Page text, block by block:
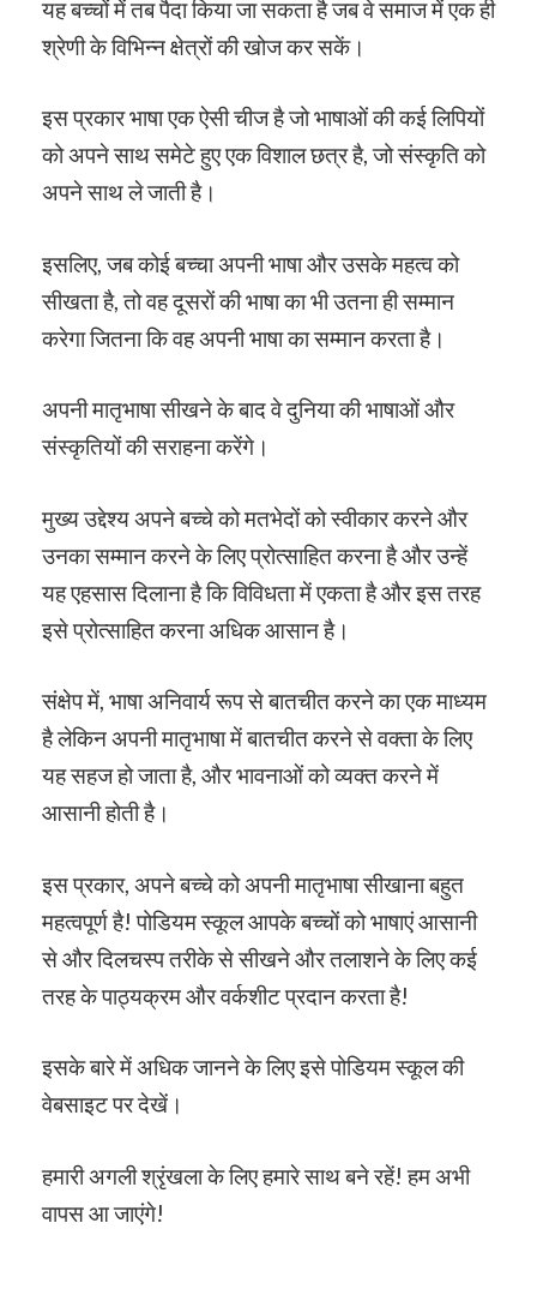
यह बच्चों में तब पैदा किया जा सकता है जब वे समाज में एक ही
श्रेणी के विभिन्न क्षेत्रों की खोज कर सकें।
इस प्रकार भाषा एक ऐसी चीज है जो भाषाओं की कई लिपियों
को अपने साथ समेटे हुए एक विशाल छत्र है, जो संस्कृति को
अपने साथ ले जाती है।
इसलिए, जब कोई बच्चा अपनी भाषा और उसके महत्व को
सीखता है, तो वह दूसरों की भाषा का भी उतना ही सम्मान
करेगा जितना कि वह अपनी भाषा का सम्मान करता है।
अपनी मातृभाषा सीखने के बाद वे दुनिया की भाषाओं और
संस्कृतियों की सराहना करेंगे।
मुख्य उद्देश्य अपने बच्चे को मतभेदों को स्वीकार करने और
उनका सम्मान करने के लिए प्रोत्साहित करना है और उन्हें
यह एहसास दिलाना है कि विविधता में एकता है और इस तरह
इसे प्रोत्साहित करना अधिक आसान है।
संक्षेप में, भाषा अनिवार्य रूप से बातचीत करने का एक माध्यम
है लेकिन अपनी मातृभाषा में बातचीत करने से वक्ता के लिए
यह सहज हो जाता है, और भावनाओं को व्यक्त करने में
आसानी होती है।
इस प्रकार, अपने बच्चे को अपनी मातृभाषा सीखाना बहुत
महत्वपूर्ण है! पोडियम स्कूल आपके बच्चों को भाषाएं आसानी
से और दिलचस्प तरीके से सीखने और तलाशने के लिए कई
तरह के पाठ्यक्रम और वर्कशीट प्रदान करता है!
इसके बारे में अधिक जानने के लिए इसे पोडियम स्कूल की
वेबसाइट पर देखें।
हमारी अगली श्रृंखला के लिए हमारे साथ बने रहें! हम अभी
वापस आ जाएंगे!